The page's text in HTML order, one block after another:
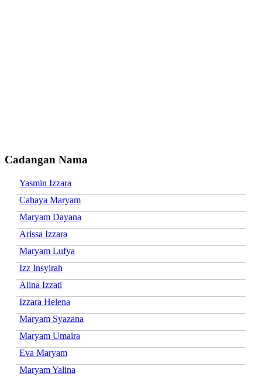
Cadangan Nama
Yasmin Izzara
Cahaya Maryam
Maryam Dayana
Arissa Izzara
Maryam Lufya
Izz Insyirah
Alina Izzati
Izzara Helena
Maryam Syazana
Maryam Umaira
Eva Maryam
Maryam Yalina